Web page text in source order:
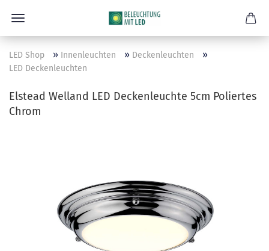
LED Shop » Innenleuchten » Deckenleuchten »
LED Deckenleuchten
Elstead Welland LED Deckenleuchte 5cm Poliertes
Chrom